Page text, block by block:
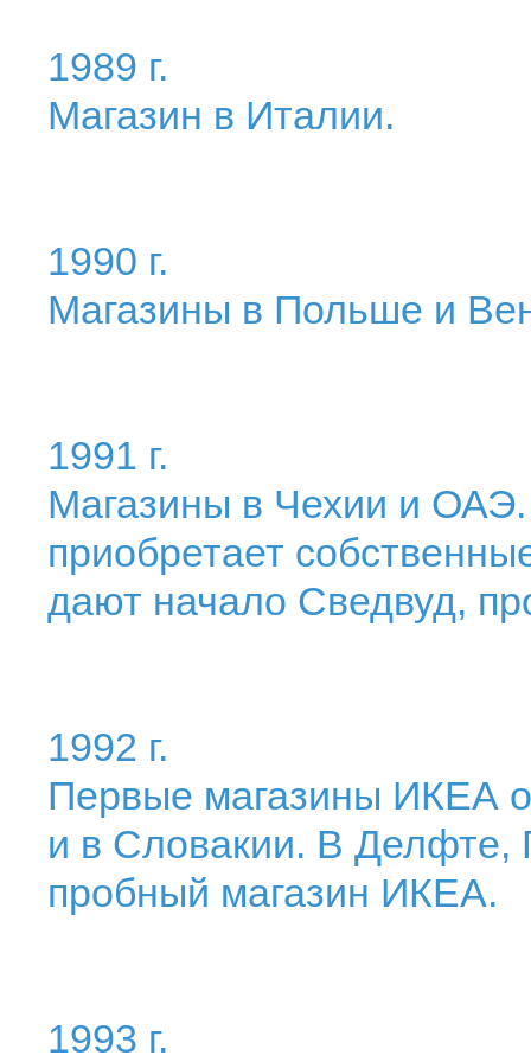
1989 г.
Магазин в Италии.
1990 г.
Магазины в Польше и
1991 г.
Магазины в Чехии и
приобретает
дают начало Сведвуд,
1992 г.
Первые магазины ИКЕА
и в Словакии. В Делфте,
пробный магазин ИКЕА.
1993 г.